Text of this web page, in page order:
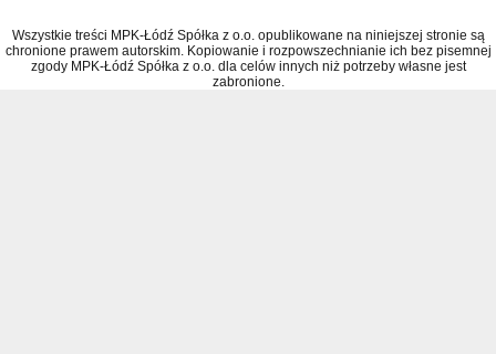
Wszystkie treści MPK-Łódź Spółka z o.o. opublikowane na niniejszej stronie są
chronione prawem autorskim. Kopiowanie i rozpowszechnianie ich bez pisemnej
zgody MPK-Łódź Spółka z o.o. dla celów innych niż potrzeby własne jest
zabronione.